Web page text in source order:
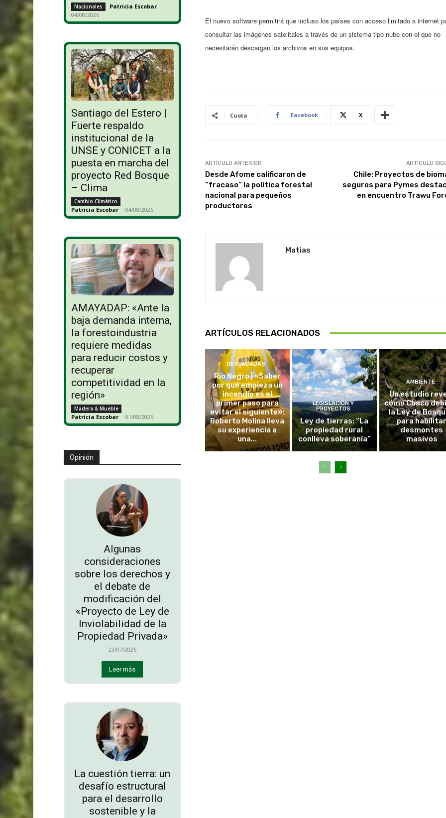
Nacionales Patricia Escobar -
04/08/2026
Santiago del Estero |
Fuerte respaldo
institucional de la
UNSE y CONICET a la
puesta en marcha del
proyecto Red Bosque
– Clima
Cambio Climático
Patricia Escobar - 04/08/2026
AMAYADAP: «Ante la
baja demanda interna,
la forestoindustria
requiere medidas
para reducir costos y
recuperar
competitividad en la
región»
Madera & Mueble
Patricia Escobar - 01/08/2026
Opinión
Algunas
consideraciones
sobre los derechos y
el debate de
modificación del
«Proyecto de Ley de
Inviolabilidad de la
Propiedad Privada»
23/07/2026
Leer más
La cuestión tierra: un
desafío estructural
para el desarrollo
sostenible y la
El nuevo software permitirá que incluso los países con acceso limitado a internet
consultar las imágenes satelitales a través de un sistema tipo nube con el que no
necesitarán descargan los archivos en sus equipos.
Cuota Facebook X
ARTÍCULO ANTERIOR
Desde Afome calificaron de
“fracaso” la política forestal
nacional para pequeños
productores
ARTÍCULO
Chile: Proyectos de
seguros para Pymes
en encuentro Trawu
Matias
ARTÍCULOS RELACIONADOS
DESTACADAS
Río Negro | «Saber
por qué empieza un
incendio es el
primer paso para
evitar el siguiente»:
Roberto Molina lleva
su experiencia a
una...
LEGISLACIÓN Y
PROYECTOS
Ley de tierras: “La
propiedad rural
conlleva soberanía”
AMBIENTE
Un estudio
cómo Chaco
la Ley de
para
desmontes
masivos